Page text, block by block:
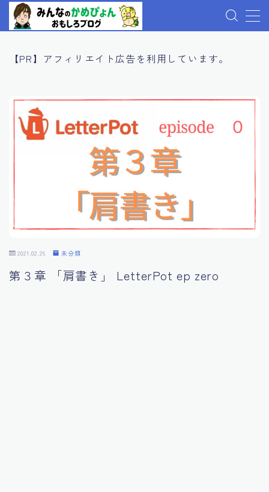
記事一覧
【PR】アフィリエイト広告を利用しています。
2021.02.26 未分類
第３章 「肩書き」 LetterPot ep zero